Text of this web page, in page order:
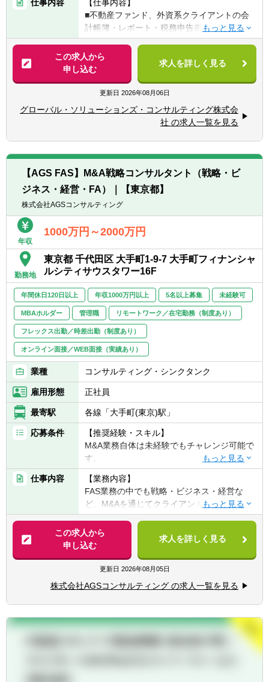
※所属は株式会社AGSコンサルティングにな
り、株式会社AGS FASに出向する形態になり
【その他、歓迎する条件】
■英語力を活かしたい方(今後習得したい意志
のある方)
【英語について】
外資系クライアントの場合は英語を使うシー
ンもありますが、メインではありません。主
にメール（文章）でのやりとりのため、英語
に対するアレルギーがなければ問題ございま
せします。
★何よりも、意欲重視の採用ポジションです
仕事内容
【仕事内容】
■不動産ファンド、外資系クライアントの会
計帳簿・レポート・税務申告書の作成
(ファンド7割、事業会社２割、個人１割)
■スタッフの業務管理、作成物のレビュー
■上記の他、経営管理業務（預金管理、給与
計算等）など
※経験に応じてクライアントに対するレポー
ティング責任者、不動産証券化のコンサルテ
ィングなどもお任せ致します。
【会社の特徴】
■外資系企業がクライアントの中心で不動産
を中心とする投資会社、各種金融機関と深い
つながりがあります。
■会計・税務に関するコンサルティング(国内
の一般的な税法のみならず、各国との租税条
取引形態に係る特殊な税務、金融商品・不動
産投資に係るストラクチャーの税務、外国人
のための申告業務等※税務業務は福永公認会
計士事務所が担当)、ファンドマネジメント
(投資ファンドの組成およびストラクチャーの
相談、投資対象のデューデリジェンス、クロ
ージング支援、SPCの管理、IFRSやUS
GAAPなど投資家から要求される会計基準、
フォーマットでのレポーティング等)、翻訳
(外国企業のアニュアルレポートの翻訳等)、
M＆A等を行っています。
この求人から
申し込む
求人を詳しく見る
更新日 2026年08月06日
グローバル・ソリューションズ・コンサルティング株式会
社 の求人一覧を見る
【AGS FAS】M&A戦略コンサルタント（戦略・ビ
ジネス・経営・FA）｜【東京都】
株式会社AGSコンサルティング
年収
1000万円～2000万円
勤務地
東京都 千代田区 大手町1-9-7 大手町フィナンシャ
ルシティサウスタワー16F
年間休日120日以上 年収1000万円以上 5名以上募集 未経験可
MBAホルダー 管理職 リモートワーク／在宅勤務（制度あり）
フレックス出勤／時差出勤（制度あり）
オンライン面接／WEB面接（実績あり）
業種 コンサルティング・シンクタンク
雇用形態 正社員
最寄駅 各線「大手町(東京)駅」
応募条件
【推奨経験・スキル】
M&A業務自体は未経験でもチャレンジ可能で
す。
以下は推奨要件となります。
■公認会計士
■外資系コンサルファームでの実務経験
■FASファームでの実務経験
■事業投資や投資先管理の実務経験（ファン
ドや商社など）
■事業会社での経営企画やM&A担当部門での
実務経験
【歓迎経験・スキル】
仕事内容
【業務内容】
FAS業務の中でも戦略・ビジネス・経営な
ど、M&Aを通じてクライアントの本質的な企
業成長の実現をリードする事業部にて、M&A
コンサルタントの募集です。
（M&A戦略（セルサイド/バイサイド）、
FA、ビジネスDD、PMI、セルサイド売却戦略
支援、企業価値向上支援全般など）
■ビジネスDD・シナジー戦略検討
■M&Aを活用した非連続的なバリューアップ
へのM&A戦略策定と実際のM&A交渉/実行を
導く成長型FA業務
■バリュエーション業務（株式価値算定、統
経営管理高度化、ガバナンス、システム
この求人から
申し込む
求人を詳しく見る
更新日 2026年08月05日
株式会社AGSコンサルティング の求人一覧を見る